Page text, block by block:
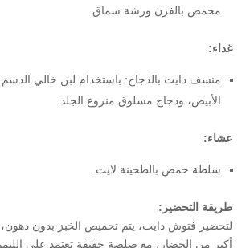
محمص بالفرن ورشة سماق.
غداء:
منسف دايت بالدجاج: باستخدام لبن خالي الدسم
الأبيض، ودجاج مسلوق منزوع الجلد.
عشاء:
سلطة حمص بالطحينة لايت.
طريقة التحضير:
لتحضير فتوش دايت، يتم تحميص الخبز بدون
أكبر من الخضار، مع صلصة خفيفة تعتمد على